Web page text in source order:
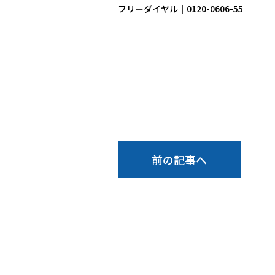
フリーダイヤル｜0120-0606-55
前の記事へ